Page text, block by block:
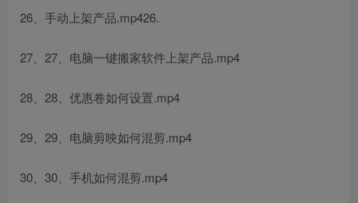
26、手动上架产品.mp426.
27、27、电脑一键搬家软件上架产品.mp4
28、28、优惠卷如何设置.mp4
29、29、电脑剪映如何混剪.mp4
30、30、手机如何混剪.mp4